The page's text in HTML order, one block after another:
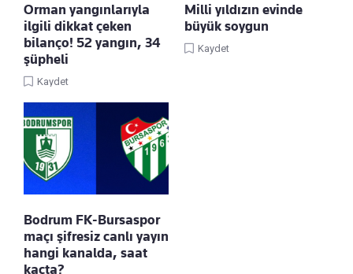
Orman yangınlarıyla
ilgili dikkat çeken
bilanço! 52 yangın, 34
şüpheli
Kaydet
Milli yıldızın evinde
büyük soygun
Kaydet
Bodrum FK-Bursaspor
maçı şifresiz canlı yayın
hangi kanalda, saat
kaçta?